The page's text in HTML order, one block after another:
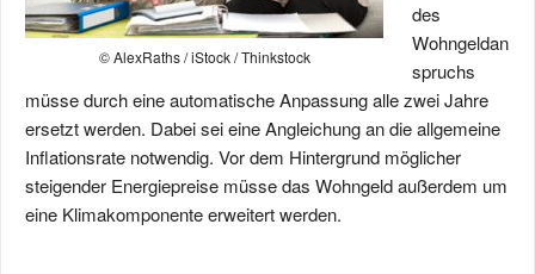
© AlexRaths / iStock / Thinkstock
des
Wohngeldan
spruchs
müsse durch eine automatische Anpassung alle zwei Jahre
ersetzt werden. Dabei sei eine Angleichung an die allgemeine
Inflationsrate notwendig. Vor dem Hintergrund möglicher
steigender Energiepreise müsse das Wohngeld außerdem um
eine Klimakomponente erweitert werden.